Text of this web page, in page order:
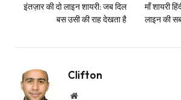
इंतज़ार की दो लाइन शायरी: जब दिल
बस उसी की राह देखता है
माँ शायरी
लाइन की
Clifton
Website